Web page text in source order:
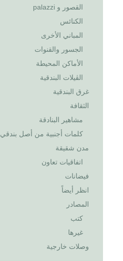
القصور و palazzi
الكنائس
المباني الأخرى
الجسور والقنوات
الأماكن المحيطة
الڤيلات البندقية
غرق البندقية
الثقافة
مشاهير البنادقة
كلمات أجنبية من أصل بندقي
مدن شقيقة
اتفاقيات تعاون
فيضانات
انظر أيضاً
المصادر
كتب
غيرها
وصلات خارجية